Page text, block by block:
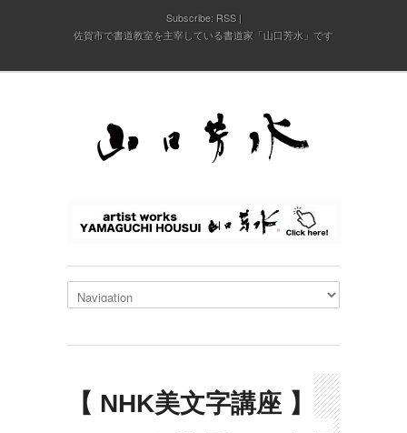
Subscribe: RSS
佐賀市で書道教室を主宰している書道家「山口芳水」です
【 NHK美文字講座 】